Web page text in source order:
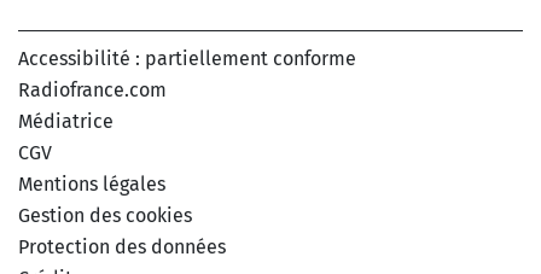
Accessibilité : partiellement conforme
Radiofrance.com
Médiatrice
CGV
Mentions légales
Gestion des cookies
Protection des données